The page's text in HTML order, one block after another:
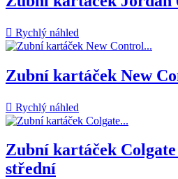
 Rychlý náhled
Zubní kartáček New
 Rychlý náhled
Zubní kartáček
střední